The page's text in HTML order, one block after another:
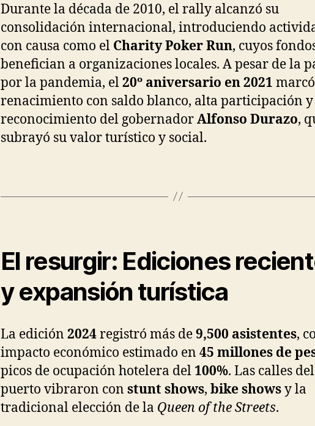
Durante la década de 2010, el rally alcanzó su
consolidación internacional, introduciendo
con causa como el Charity Poker Run, cuyos
benefician a organizaciones locales. A pesar de la
por la pandemia, el20º aniversario en 2021
renacimiento con saldo blanco, alta participación
reconocimiento del gobernadorAlfonso Durazo,
subrayó su valor turístico y social.
El resurgir: Ediciones
y expansión turística
La edición 2024registró más de9,500 asistentes,
impacto económico estimado en 45 millones de
picos de ocupación hotelera del 100%. Las calles del
puerto vibraron con stunt shows, bike showsy la
tradicional elección de la Queen of the Streets.